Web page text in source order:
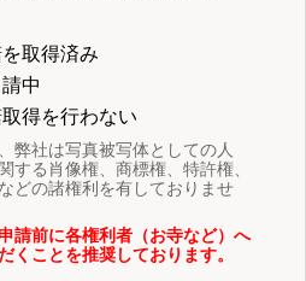
取得済み
中
得を行わない
弊社は写真被写体としての人
する肖像権、商標権、特許権、
どの諸権利を有しておりませ
請前に各権利者（お寺など）へ
くことを推奨しております。